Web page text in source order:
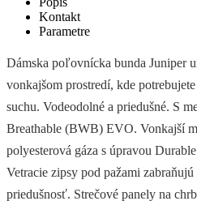
Kontakt
Parametre
Dámska poľovnícka bunda Juniper
vonkajšom prostredí, kde
suchu. Vodeodolné a priedušné. S
Breathable (BWB) EVO. Vonkajší
polyesterová gáza s úpravou
Vetracie zipsy pod pažami
priedušnosť. Strečové panely na